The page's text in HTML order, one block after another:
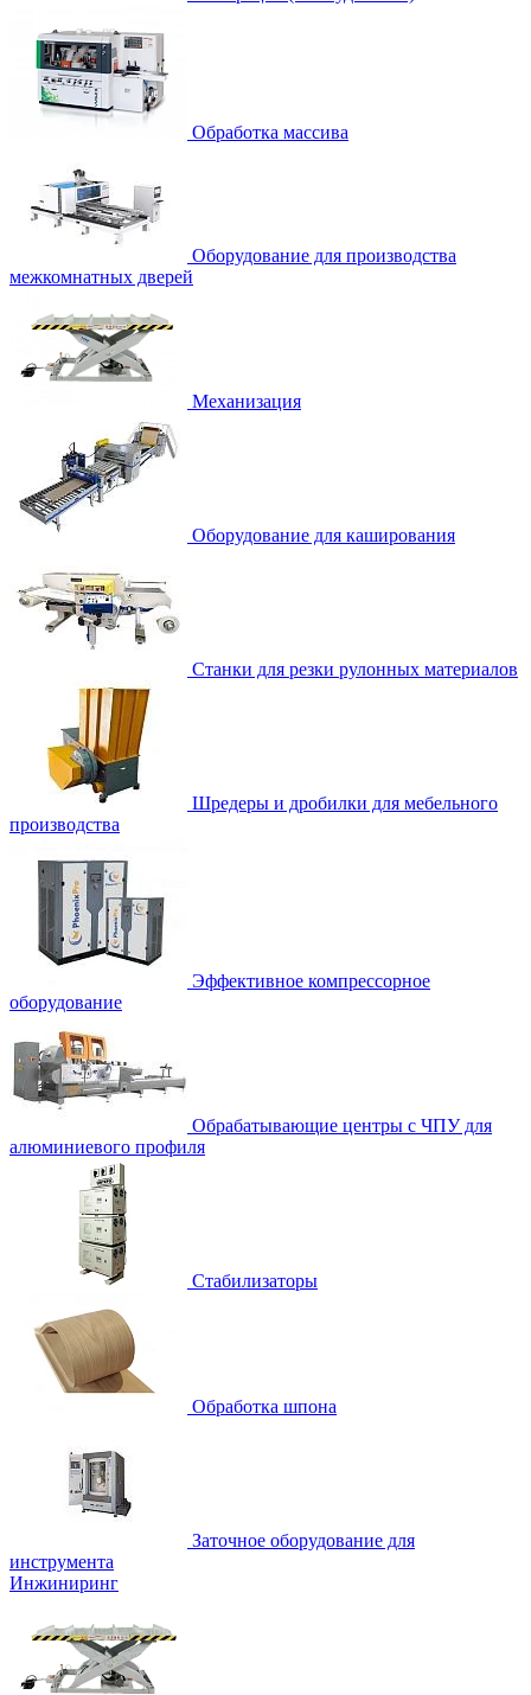
Обработка массива
Оборудование для производства
межкомнатных дверей
Механизация
Оборудование для каширования
Станки для резки рулонных материалов
Шредеры и дробилки для мебельного
производства
Эффективное компрессорное
оборудование
Обрабатывающие центры с ЧПУ для
алюминиевого профиля
Стабилизаторы
Обработка шпона
Заточное оборудование для
инструмента
Инжиниринг